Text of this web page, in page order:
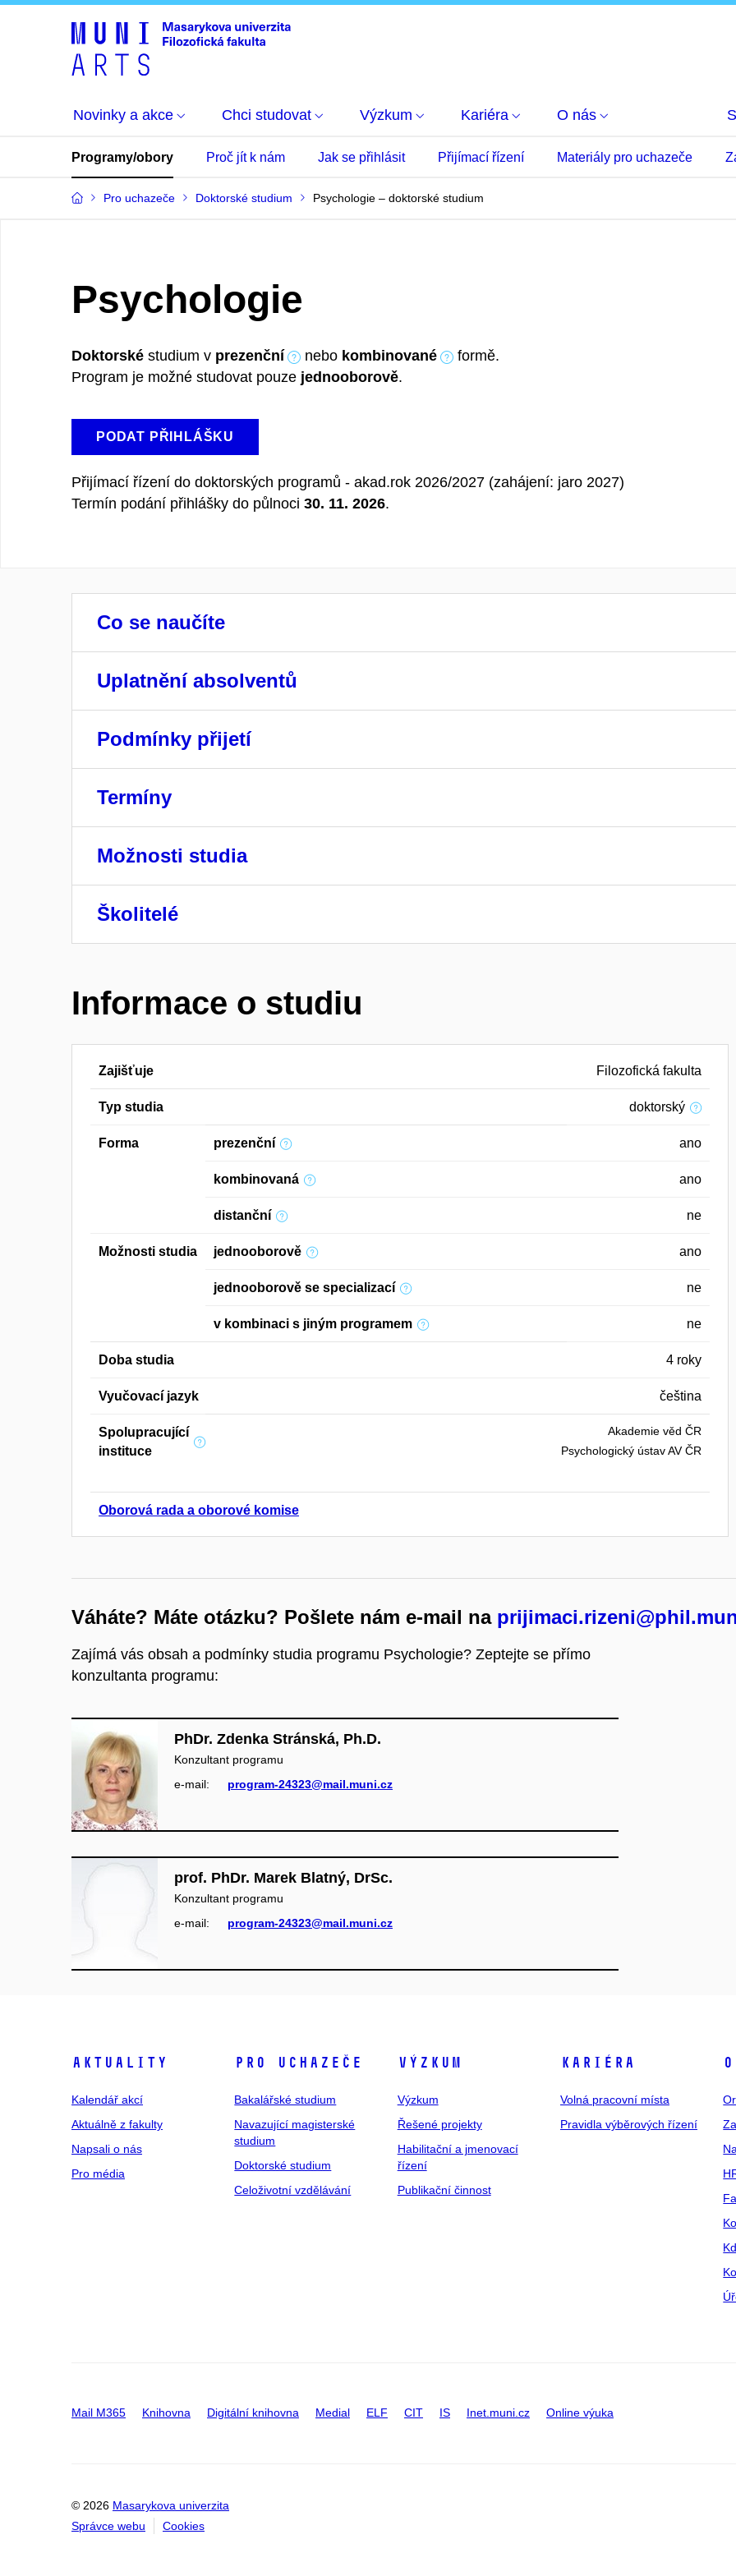
Novinky a akce Chci studovat Výzkum Kariéra O nás
Programy/obory Proč jít k nám Jak se přihlásit Přijímací řízení Materiály pro uchazeče
Pro uchazeče Doktorské studium Psychologie – doktorské studium
Psychologie
Doktorské studium v prezenční nebo kombinované
formě.
Program je možné studovat pouze jednooborově.
PODAT PŘIHLÁŠKU
Přijímací řízení do doktorských programů - akad.rok 2026/2027 (zahájení: jaro 2027)
Termín podání přihlášky do půlnoci 30. 11. 2026.
Co se naučíte
Uplatnění absolventů
Podmínky přijetí
Termíny
Možnosti studia
Školitelé
Informace o studiu
Zajišťuje Filozofická fakulta
Typ studia doktorský
Forma prezenční ano
kombinovaná ano
distanční ne
Možnosti studia jednooborově ano
jednooborově se specializací ne
v kombinaci s jiným programem ne
Doba studia 4 roky
Vyučovací jazyk čeština
Spolupracující
instituce
Akademie věd ČR
Psychologický ústav AV ČR
Oborová rada a oborové komise
Váháte? Máte otázku? Pošlete nám e-mail na
Zajímá vás obsah a podmínky studia programu Psychologie? Zeptejte se přímo
konzultanta programu:
PhDr. Zdenka Stránská, Ph.D.
Konzultant programu
e‑mail:
program-24323@mail.muni.cz
prof. PhDr. Marek Blatný, DrSc.
Konzultant programu
e‑mail:
program-24323@mail.muni.cz
Aktuality
Kalendář akcí
Aktuálně z fakulty
Napsali o nás
Pro média
Pro uchazeče
Bakalářské studium
Navazující magisterské
studium
Doktorské studium
Celoživotní vzdělávání
Výzkum
Výzkum
Řešené projekty
Habilitační a jmenovací
řízení
Publikační činnost
Kariéra
Volná pracovní místa
Pravidla výběrových řízení
Mail M365 Knihovna Digitální knihovna Medial ELF CIT IS Inet.muni.cz Online výuka
© 2026 Masarykova univerzita
Správce webu
Cookies